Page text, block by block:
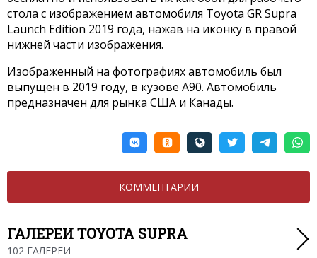
стола с изображением автомобиля Toyota GR Supra
Launch Edition 2019 года, нажав на иконку в правой
нижней части изображения.
Изображенный на фотографиях автомобиль был
выпущен в 2019 году, в кузове A90. Автомобиль
предназначен для рынка США и Канады.
КОММЕНТАРИИ
ГАЛЕРЕИ TOYOTA SUPRA
102 ГАЛЕРЕИ